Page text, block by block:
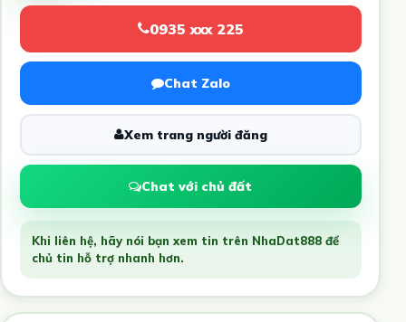
0935 xxx 225
Chat Zalo
Xem trang người đăng
Chat với chủ đất
Khi liên hệ, hãy nói bạn xem tin trên NhaDat888 để
chủ tin hỗ trợ nhanh hơn.